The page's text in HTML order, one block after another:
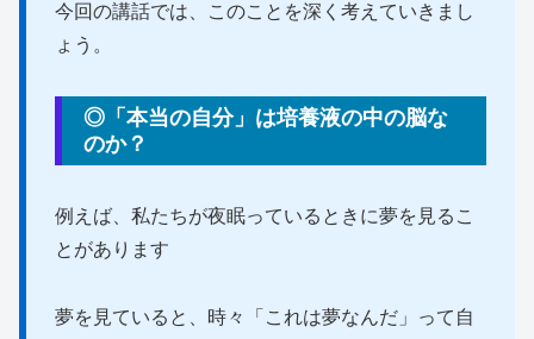
今回の講話では、このことを深く考えていきまし
ょう。
◎「本当の自分」は培養液の中の脳な
のか？
例えば、私たちが夜眠っているときに夢を見るこ
とがあります
夢を見ていると、時々「これは夢なんだ」って自